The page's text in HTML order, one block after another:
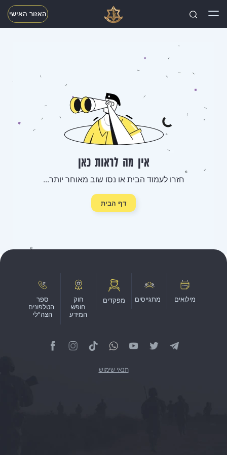
חפשו האזור האישי
אין מה לראות כאן
חזרו לעמוד הבית או נסו שוב מאוחר יותר...
דף הבית
מילואים מתגייסים מפקדים
חוק
חופש
המידע
ספר
הטלפונים
הצה"לי
תנאי שימוש